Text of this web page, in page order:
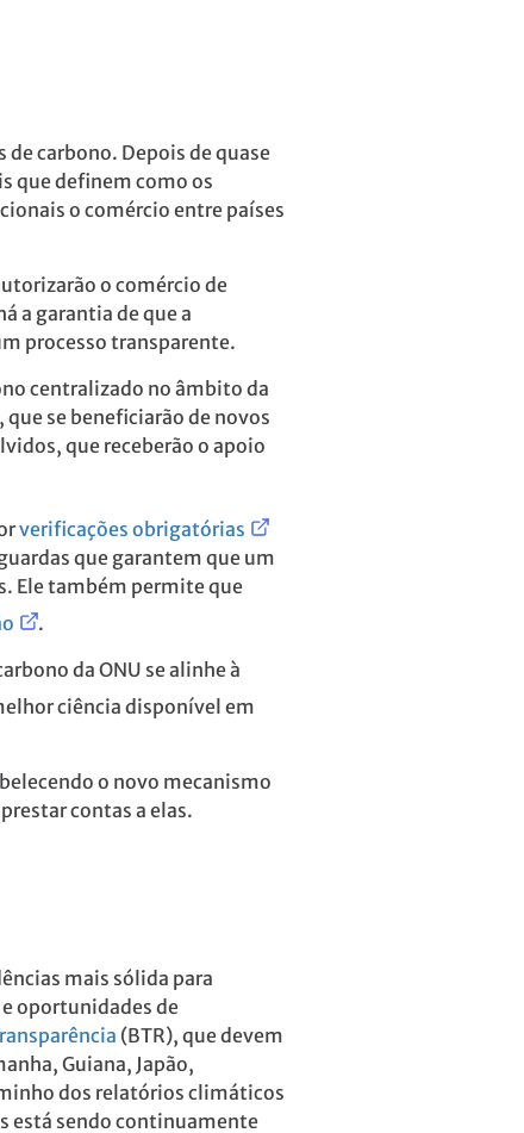
carbono. Depois de quase
que definem como os
o comércio entre países
o comércio de
a garantia de que a
processo transparente.
centralizado no âmbito da
se beneficiarão de novos
que receberão o apoio
verificações obrigatórias
que garantem que um
Ele também permite que
.
da ONU se alinhe à
ciência disponível em
o novo mecanismo
contas a elas.
mais sólida para
oportunidades de
(BTR), que devem
Guiana, Japão,
dos relatórios climáticos
está sendo continuamente